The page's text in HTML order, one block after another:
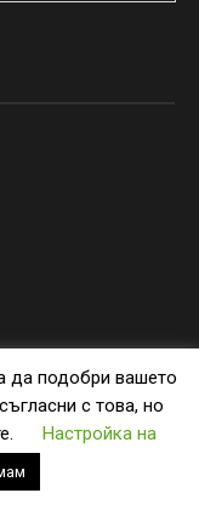
Media Info Ltd
да подобри вашето
с това, но
Настройка на